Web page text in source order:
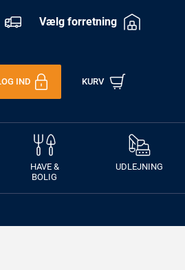
Vælg forretning
IND KURV
HAVE &
BOLIG
UDLEJNING